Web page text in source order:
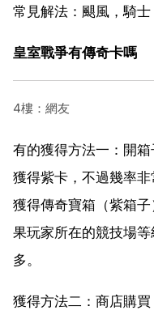
常見解法：颶風，騎士
皇室戰爭有傳奇卡嗎
4樓：網友
有的獲得方法一：開
獲得紫卡，不過幾率
獲得傳奇寶箱（紫箱
果玩家所在的競技場
多。
獲得方法二：商店購